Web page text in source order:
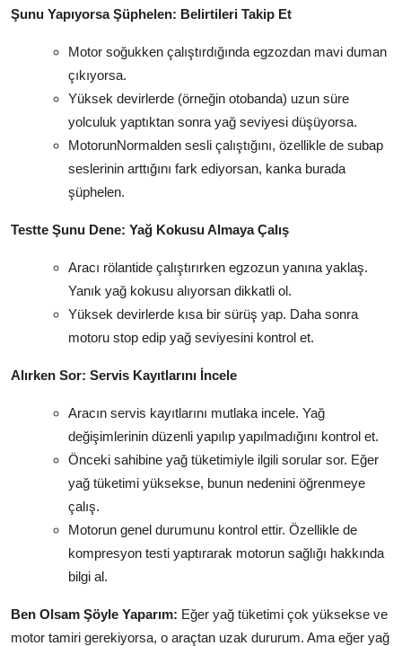
Şunu Yapıyorsa Şüphelen: Belirtileri Takip Et
Motor soğukken çalıştırdığında egzozdan mavi duman
çıkıyorsa.
Yüksek devirlerde (örneğin otobanda) uzun süre
yolculuk yaptıktan sonra yağ seviyesi düşüyorsa.
MotorunNormalden sesli çalıştığını, özellikle de subap
seslerinin arttığını fark ediyorsan, kanka burada
şüphelen.
Testte Şunu Dene: Yağ Kokusu Almaya Çalış
Aracı rölantide çalıştırırken egzozun yanına yaklaş.
Yanık yağ kokusu alıyorsan dikkatli ol.
Yüksek devirlerde kısa bir sürüş yap. Daha sonra
motoru stop edip yağ seviyesini kontrol et.
Alırken Sor: Servis Kayıtlarını İncele
Aracın servis kayıtlarını mutlaka incele. Yağ
değişimlerinin düzenli yapılıp yapılmadığını kontrol et.
Önceki sahibine yağ tüketimiyle ilgili sorular sor. Eğer
yağ tüketimi yüksekse, bunun nedenini öğrenmeye
çalış.
Motorun genel durumunu kontrol ettir. Özellikle de
kompresyon testi yaptırarak motorun sağlığı hakkında
bilgi al.
Ben Olsam Şöyle Yaparım: Eğer yağ tüketimi çok yüksekse ve
motor tamiri gerekiyorsa, o araçtan uzak dururum. Ama eğer yağ